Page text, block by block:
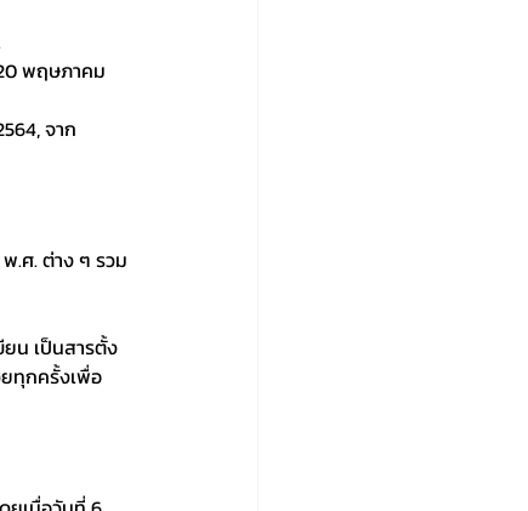
พฤษภาคม
จาก
.ศ. ต่าง ๆ รวม
น เป็นสารตั้ง
ทุกครั้งเพื่อ